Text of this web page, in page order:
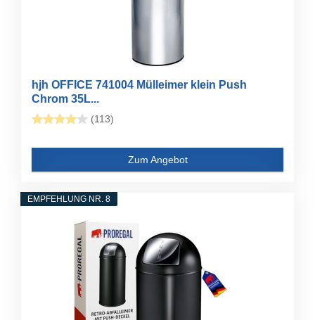
hjh OFFICE 741004 Mülleimer klein Push
Chrom 35L...
(113)
Zum Angebot
EMPFEHLUNG NR. 8